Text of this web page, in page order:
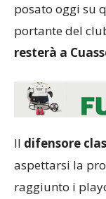
posato oggi su
portante del
resterà a
Il difensore
aspettarsi la
raggiunto i